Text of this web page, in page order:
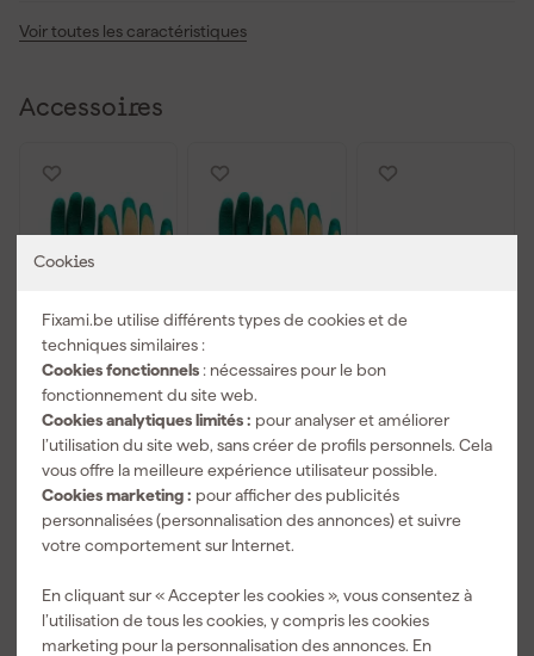
Cookies
Fixami.be utilise différents types de cookies et de
techniques similaires :
Cookies fonctionnels : nécessaires pour le bon
fonctionnement du site web.
Cookies analytiques limités : pour analyser et améliorer
l’utilisation du site web, sans créer de profils personnels. Cela
vous offre la meilleure expérience utilisateur possible.
Cookies marketing : pour afficher des publicités
personnalisées (personnalisation des annonces) et suivre
votre comportement sur Internet.
En cliquant sur « Accepter les cookies », vous consentez à
l’utilisation de tous les cookies, y compris les cookies
marketing pour la personnalisation des annonces. En
Voir toutes les caractéristiques
Accessoires
Oxxa 11-540
Gants de
travail M-Grip
- Vert/Jaune -
8/M
Livré demain
TTC
Oxxa 11-540
Gants de
travail M-Grip
- Vert/Jaune -
10/XL
Livré demain
TTC
de sécurité
SecureFit -
antirayures -
verres bleus
miroités -
SF408AS-EU -
Livré demain
Prix de référence 14,79
TTC